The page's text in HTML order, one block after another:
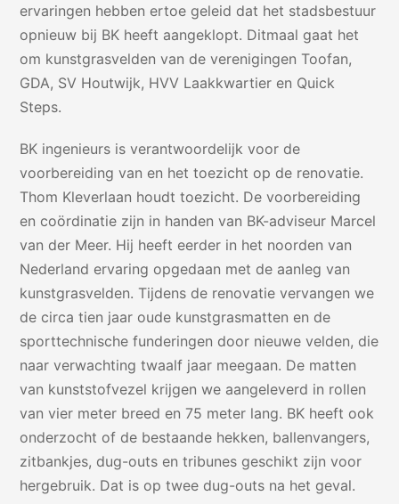
ervaringen hebben ertoe geleid dat het stadsbestuur
opnieuw bij BK heeft aangeklopt. Ditmaal gaat het
om kunstgrasvelden van de verenigingen Toofan,
GDA, SV Houtwijk, HVV Laakkwartier en Quick
Steps.
BK ingenieurs is verantwoordelijk voor de
voorbereiding van en het toezicht op de renovatie.
Thom Kleverlaan houdt toezicht. De voorbereiding
en coördinatie zijn in handen van BK-adviseur Marcel
van der Meer. Hij heeft eerder in het noorden van
Nederland ervaring opgedaan met de aanleg van
kunstgrasvelden. Tijdens de renovatie vervangen we
de circa tien jaar oude kunstgrasmatten en de
sporttechnische funderingen door nieuwe velden, die
naar verwachting twaalf jaar meegaan. De matten
van kunststofvezel krijgen we aangeleverd in rollen
van vier meter breed en 75 meter lang. BK heeft ook
onderzocht of de bestaande hekken, ballenvangers,
zitbankjes, dug-outs en tribunes geschikt zijn voor
hergebruik. Dat is op twee dug-outs na het geval.